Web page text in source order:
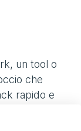
un tool o
che
rapido e